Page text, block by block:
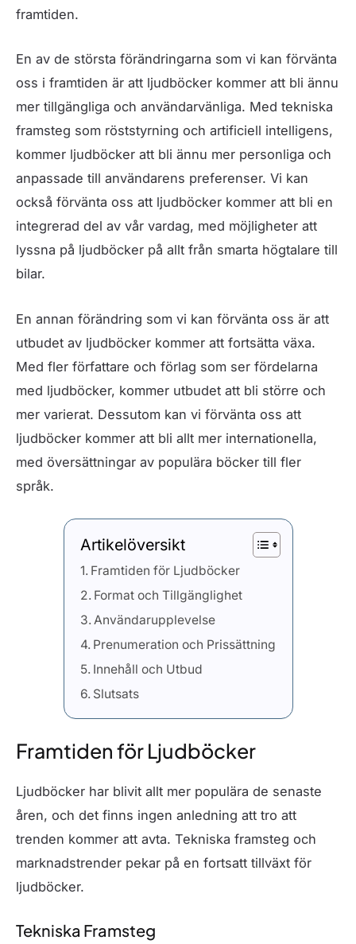
framtiden.
En av de största förändringarna som vi kan förvänta
oss i framtiden är att ljudböcker kommer att bli ännu
mer tillgängliga och användarvänliga. Med tekniska
framsteg som röststyrning och artificiell intelligens,
kommer ljudböcker att bli ännu mer personliga och
anpassade till användarens preferenser. Vi kan
också förvänta oss att ljudböcker kommer att bli en
integrerad del av vår vardag, med möjligheter att
lyssna på ljudböcker på allt från smarta högtalare till
bilar.
En annan förändring som vi kan förvänta oss är att
utbudet av ljudböcker kommer att fortsätta växa.
Med fler författare och förlag som ser fördelarna
med ljudböcker, kommer utbudet att bli större och
mer varierat. Dessutom kan vi förvänta oss att
ljudböcker kommer att bli allt mer internationella,
med översättningar av populära böcker till fler
språk.
Artikelöversikt
Framtiden för Ljudböcker
Format och Tillgänglighet
Användarupplevelse
Prenumeration och Prissättning
Innehåll och Utbud
Slutsats
Framtiden för Ljudböcker
Ljudböcker har blivit allt mer populära de senaste
åren, och det finns ingen anledning att tro att
trenden kommer att avta. Tekniska framsteg och
marknadstrender pekar på en fortsatt tillväxt för
ljudböcker.
Tekniska Framsteg